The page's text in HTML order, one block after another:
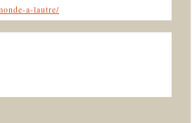
a-lautre/